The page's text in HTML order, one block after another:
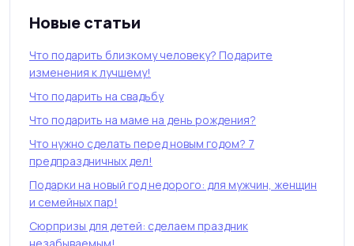
Новые статьи
Что подарить близкому человеку? Подарите
изменения к лучшему!
Что подарить на свадьбу
Что подарить на маме на день рождения?
Что нужно сделать перед новым годом? 7
предпраздничных дел!
Подарки на новый год недорого: для мужчин, женщин
и семейных пар!
Сюрпризы для детей: сделаем праздник